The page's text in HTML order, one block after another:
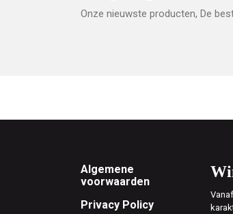
Onze nieuwste producten, De
Footer
Algemene
voorwaarden
Privacy Policy